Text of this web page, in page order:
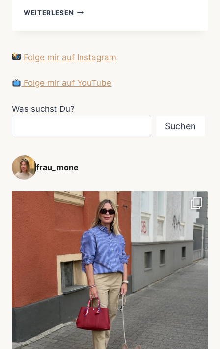
WEITERLESEN SWEET
Folge mir auf Instagram
Folge mir auf YouTube
Was suchst Du?
Suchen
frau_mone